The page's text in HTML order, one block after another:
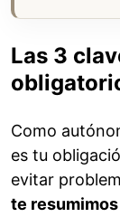
Las 3
Como
es tu
evitar
te